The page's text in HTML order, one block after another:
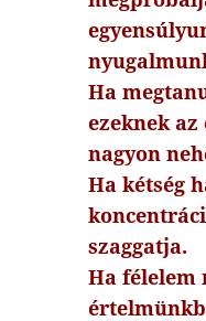
Ha
ezeknek az
nagyon
Ha kétség
szaggatja.
Ha félelem